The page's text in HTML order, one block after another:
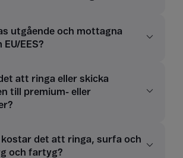
utgående och mottagna
EES?
att ringa eller skicka
till premium- eller
kostar det att ringa, surfa och
och fartyg?